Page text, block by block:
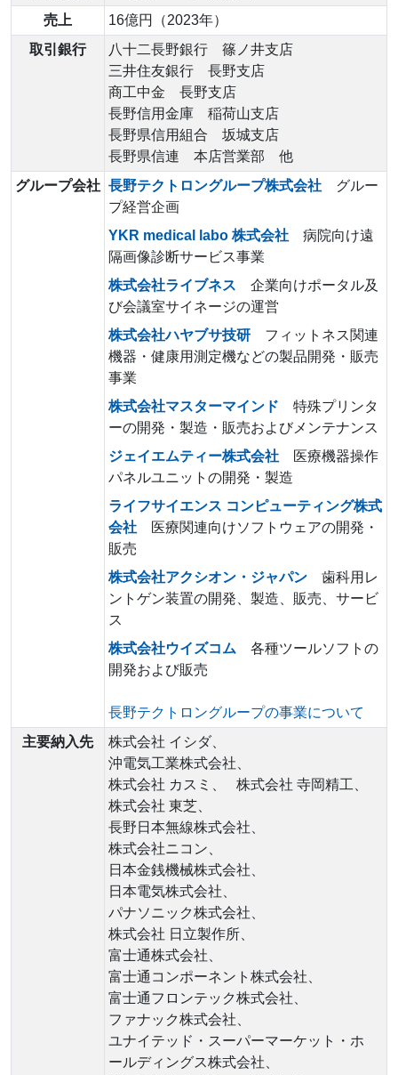
売上
16億円（2023年）
取引銀行
八十二長野銀行 篠ノ井支店
三井住友銀行 長野支店
商工中金 長野支店
長野信用金庫 稲荷山支店
長野県信用組合 坂城支店
長野県信連 本店営業部 他
グループ会社 長野テクトロングループ株式会社 グルー
プ経営企画
YKR medical labo 株式会社 病院向け遠
隔画像診断サービス事業
株式会社ライブネス 企業向けポータル及
び会議室サイネージの運営
株式会社ハヤブサ技研 フィットネス関連
機器・健康用測定機などの製品開発・販売
事業
株式会社マスターマインド 特殊プリンタ
ーの開発・製造・販売およびメンテナンス
ジェイエムティー株式会社 医療機器操作
パネルユニットの開発・製造
ライフサイエンス コンピューティング株式
会社 医療関連向けソフトウェアの開発・
販売
株式会社アクシオン・ジャパン 歯科用レ
ントゲン装置の開発、製造、販売、サービ
ス
株式会社ウイズコム 各種ツールソフトの
開発および販売
長野テクトロングループの事業について
主要納入先
株式会社 イシダ、
沖電気工業株式会社、
株式会社 カスミ、
株式会社 寺岡精工、
株式会社 東芝、
長野日本無線株式会社、
株式会社ニコン、
日本金銭機械株式会社、
日本電気株式会社、
パナソニック株式会社、
株式会社 日立製作所、
富士通株式会社、
富士通コンポーネント株式会社、
富士通フロンテック株式会社、
ファナック株式会社、
ユナイテッド・スーパーマーケット・ホ
ールディングス株式会社、